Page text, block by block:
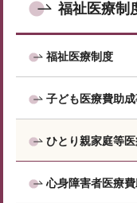
福祉医療制
福祉医療制度
子ども医療費助
ひとり親家庭等
心身障害者医療